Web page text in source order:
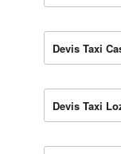
Devis Taxi
Devis Taxi